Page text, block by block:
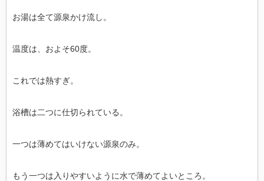
お湯は全て源泉かけ流し。
温度は、およそ60度。
これでは熱すぎ。
浴槽は二つに仕切られている。
一つは薄めてはいけない源泉のみ。
もう一つは入りやすいように水で薄めてよいところ。